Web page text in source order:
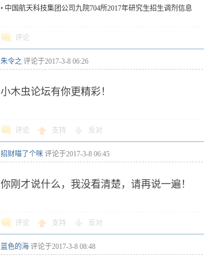
• 中国航天科技集团公司九院704所2017年研究生招生调剂信息
评论
朱令之 评论于2017-3-8 06:26
小木虫论坛有你更精彩！
评论 支持 反对
招财喵了个咪 评论于2017-3-8 06:45
你刚才说什么，我没看清楚，请再说一遍！
评论 支持 反对
蓝色的海 评论于2017-3-8 08:48